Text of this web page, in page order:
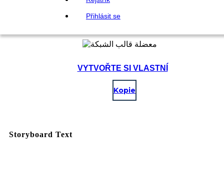
Přihlásit se
VYTVOŘTE SI VLASTNÍ
Kopie
Storyboard Text